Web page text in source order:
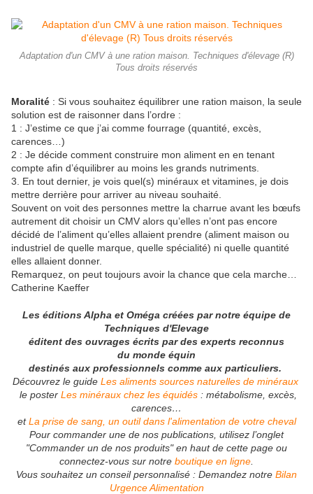
Adaptation d'un CMV à une ration maison. Techniques d'élevage (R)
Tous droits réservés
Moralité : Si vous souhaitez équilibrer une ration maison, la seule
solution est de raisonner dans l’ordre :
1 : J’estime ce que j’ai comme fourrage (quantité, excès,
carences…)
2 : Je décide comment construire mon aliment en en tenant
compte afin d’équilibrer au moins les grands nutriments.
3. En tout dernier, je vois quel(s) minéraux et vitamines, je dois
mettre derrière pour arriver au niveau souhaité.
Souvent on voit des personnes mettre la charrue avant les bœufs
autrement dit choisir un CMV alors qu’elles n’ont pas encore
décidé de l’aliment qu’elles allaient prendre (aliment maison ou
industriel de quelle marque, quelle spécialité) ni quelle quantité
elles allaient donner.
Remarquez, on peut toujours avoir la chance que cela marche…
Catherine Kaeffer
Les éditions Alpha et Oméga créées par notre équipe de
Techniques d'Elevage
éditent des ouvrages écrits par des experts reconnus
du monde équin
destinés aux professionnels comme aux particuliers.
Découvrez le guide Les aliments sources naturelles de minéraux
le poster Les minéraux chez les équidés: métabolisme, excès,
carences…
etLa prise de sang, un outil dans l'alimentation de votre cheval
Pour commander une de nos publications, utilisez l’onglet
"Commander un de nos produits" en haut de cette page ou
connectez-vous sur notre boutique en ligne
Vous souhaitez un conseil personnalisé : Demandez notre Bilan
Urgence Alimentation